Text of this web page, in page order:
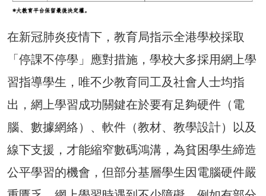
在新冠肺炎疫情下，教育局指示全港學校採取
「停課不停學」應對措施，學校大多採用網上學
習指導學生，唯不少教育同工及社會人士均指
出，網上學習成功關鍵在於要有足夠硬件（電
腦、數據網絡）、軟件（教材、教學設計）以及
線下支援，才能縮窄數碼鴻溝，為貧困學生締造
公平學習的機會，但部分基層學生因電腦硬件嚴